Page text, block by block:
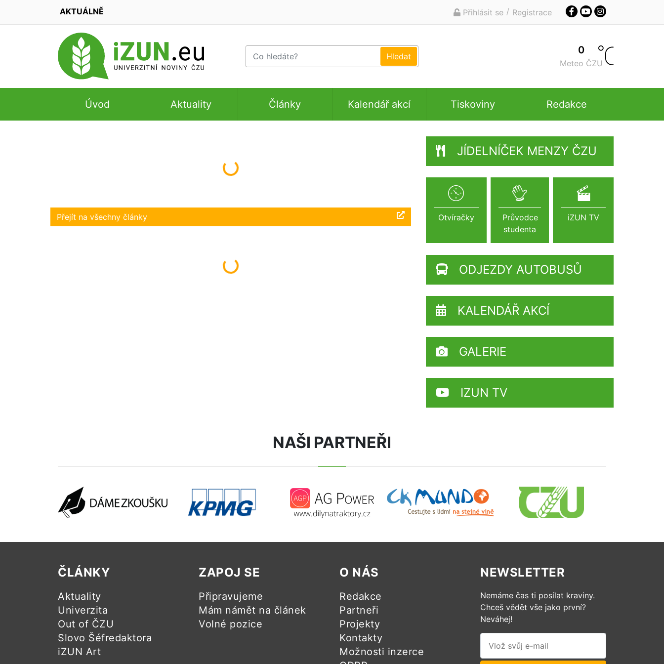
AKTUÁLNĚ Přihlásit se / Registrace
0
Meteo ČZU
Úvod Aktuality Články Kalendář akcí Tiskoviny Redakce
Načítám...
Přejít na všechny články
Načítám...
JÍDELNÍČEK MENZY ČZU
Otvíračky
Průvodce
studenta
iZUN TV
ODJEZDY AUTOBUSŮ
KALENDÁŘ AKCÍ
GALERIE
IZUN TV
NAŠI PARTNEŘI
ČLÁNKY
Aktuality
Univerzita
Out of ČZU
Slovo Šéfredaktora
iZUN Art
ZAPOJ SE
Připravujeme
Mám námět na článek
Volné pozice
O NÁS
Redakce
Partneři
Projekty
Kontakty
Možnosti inzerce
NEWSLETTER
Nemáme čas ti posílat kraviny.
Chceš vědět vše jako první?
Neváhej!